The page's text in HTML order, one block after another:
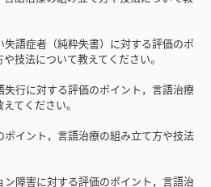
語症者（純粋失書）に対する評価のポ
技法について教えてください。
行に対する評価のポイント，言語治療
てください。
イント，言語治療の組み立て方や技法
障害に対する評価のポイント，言語治